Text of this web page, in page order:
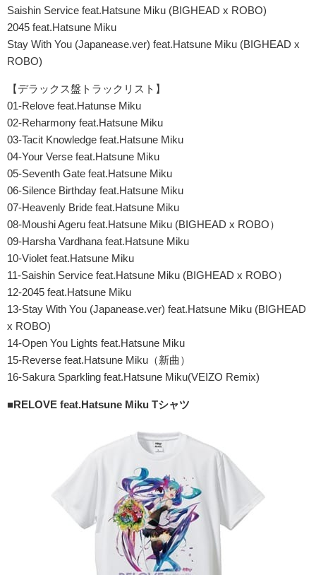
Saishin Service feat.Hatsune Miku (BIGHEAD x ROBO)
2045 feat.Hatsune Miku
Stay With You (Japanease.ver) feat.Hatsune Miku (BIGHEAD x
ROBO)
【デラックス盤トラックリスト】
01-Relove feat.Hatunse Miku
02-Reharmony feat.Hatsune Miku
03-Tacit Knowledge feat.Hatsune Miku
04-Your Verse feat.Hatsune Miku
05-Seventh Gate feat.Hatsune Miku
06-Silence Birthday feat.Hatsune Miku
07-Heavenly Bride feat.Hatsune Miku
08-Moushi Ageru feat.Hatsune Miku (BIGHEAD x ROBO）
09-Harsha Vardhana feat.Hatsune Miku
10-Violet feat.Hatsune Miku
11-Saishin Service feat.Hatsune Miku (BIGHEAD x ROBO）
12-2045 feat.Hatsune Miku
13-Stay With You (Japanease.ver) feat.Hatsune Miku (BIGHEAD
x ROBO)
14-Open You Lights feat.Hatsune Miku
15-Reverse feat.Hatsune Miku（新曲）
16-Sakura Sparkling feat.Hatsune Miku(VEIZO Remix)
■RELOVE feat.Hatsune Miku Tシャツ